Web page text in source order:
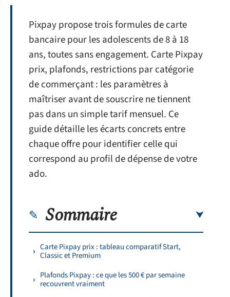
Pixpay propose trois formules de carte
bancaire pour les adolescents de 8 à 18
ans, toutes sans engagement. Carte Pixpay
prix, plafonds, restrictions par catégorie
de commerçant : les paramètres à
maîtriser avant de souscrire ne tiennent
pas dans un simple tarif mensuel. Ce
guide détaille les écarts concrets entre
chaque offre pour identifier celle qui
correspond au profil de dépense de votre
ado.
Sommaire
Carte Pixpay prix : tableau comparatif Start,
Classic et Premium
Plafonds Pixpay : ce que les 500 € par semaine
recouvrent vraiment